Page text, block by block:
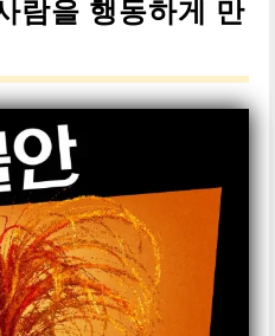
람을 행동하게 만